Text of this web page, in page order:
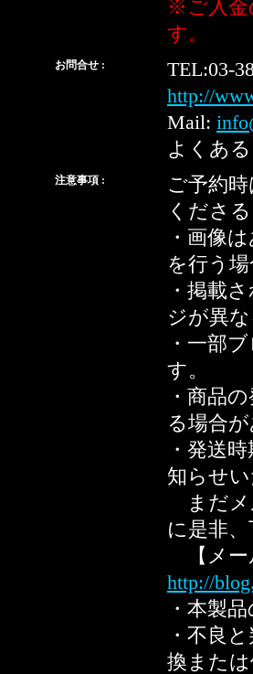
※ご入金
す。
お問合せ :
TEL:03-
http://
Mail:
よくあ
注意事項 :
ご予約
くださ
・画像
を行う
・掲載
ジが異
・一部
す。
・商品
る場合
・発送
知らせ
まだメ
に是非
【メー
http://
・本製
・不良
換また